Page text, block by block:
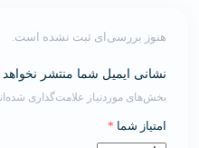
هنوز بررسی‌ای ثبت نشده است.
نشانی ایمیل شما منتشر
بخش‌های موردنیاز علامت‌گذاری
امتیاز شما *